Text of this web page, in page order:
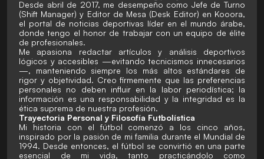
Desde abril de 2017, me desempeño como Jefe de Turno
(Shift Manager) y Editor de Mesa (Desk Editor) en Kooora,
el portal de noticias deportivas líder en el mundo árabe,
donde tengo el honor de trabajar con un equipo de élite
de profesionales.
Me apasiona redactar artículos y análisis deportivos
lógicos y accesibles —evitando tecnicismos innecesarios
—, manteniendo siempre los más altos estándares de
rigor y objetividad. Creo firmemente que las preferencias
personales no deben influir en la labor periodística; la
información es una responsabilidad y la integridad es la
ética suprema de nuestra profesión.
Trayectoria Personal y Filosofía Futbolística
Mi historia con el fútbol comenzó a los cinco años,
inspirado por la pasión de mi familia durante el Mundial de
1994. Desde entonces, el fútbol se convirtió en una parte
esencial de mi vida, tanto practicándolo como